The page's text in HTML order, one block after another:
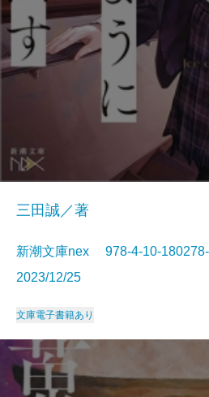
三田誠／著
新潮文庫nex 978-4-10-
2023/12/25
文庫電子書籍あり